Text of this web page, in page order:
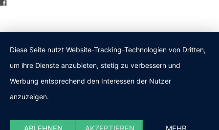
Diese Seite nutzt Website-Tracking-Technologien von Dritten,
um ihre Dienste anzubieten, stetig zu verbessern und
Werbung entsprechend den Interessen der Nutzer
anzuzeigen.